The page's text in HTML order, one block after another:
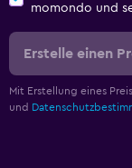
momondo und
Erstelle einen
Mit Erstellung eines
und